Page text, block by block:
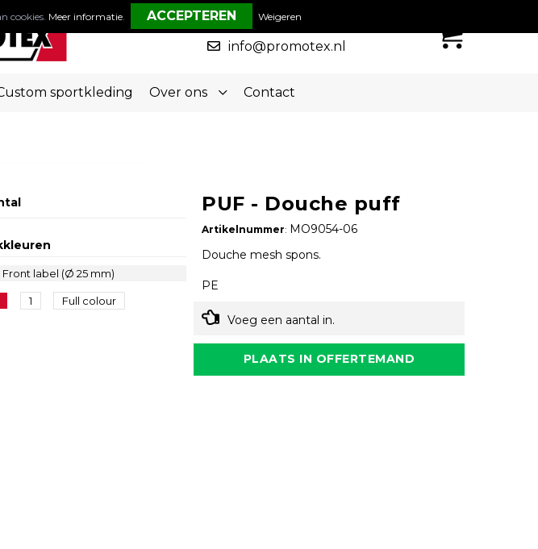
050-5773636
info@promotex.nl
sportkleding Over ons Contact
Front label (Ø 25 mm)
1 Full colour
PUF - Douche puff
Artikelnummer: MO9054-06
Douche mesh spons.
PE
Voeg een aantal in.
PLAATS IN OFFERTEMAND
cookies. Meer informatie. Weigeren